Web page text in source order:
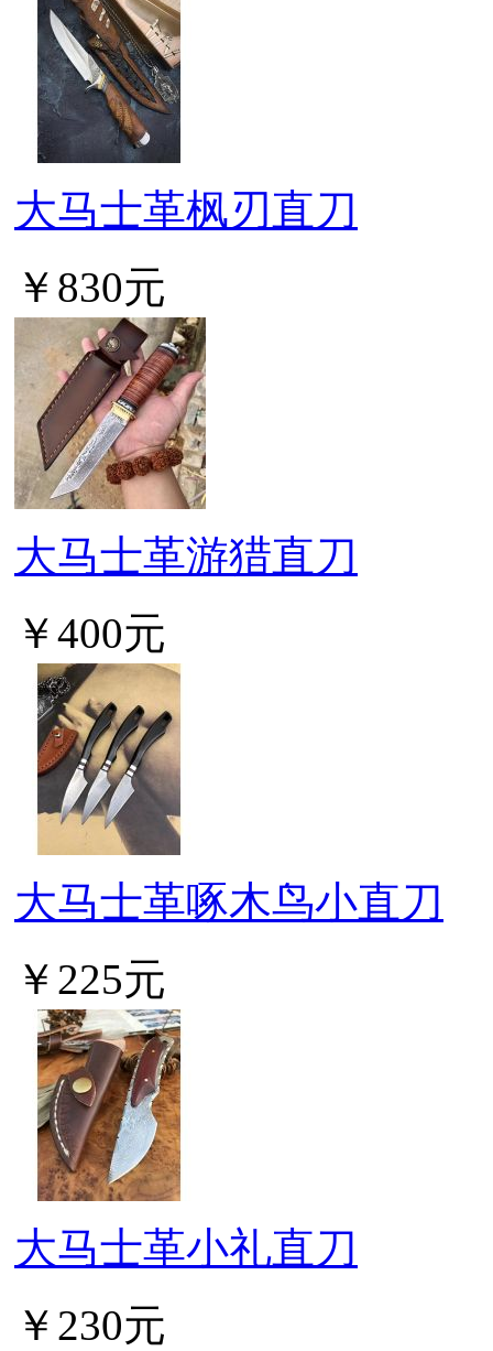
大马士革枫刃直刀
￥830元
大马士革游猎直刀
￥400元
大马士革啄木鸟小直刀
￥225元
大马士革小礼直刀
￥230元